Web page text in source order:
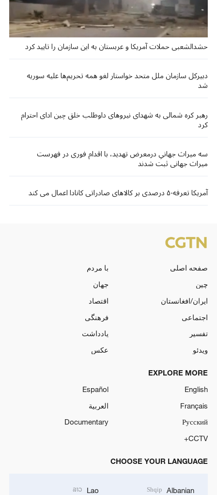
حشدالشعبی حملات آمریکا و عربستان به این سازمان را تایید کرد
دبیرکل سازمان ملل متحد خواستار لغو همه تحریم‌ها علیه سوریه
شد
رهبر کره شمالی به شهدای نیروهای داوطلب خلق چین ادای احترام
کرد
سه میراث جهانیِ درمعرض تهدید، با اقدام فوری در فهرست
میراث جهانی ثبت شدند
آمریکا تعرفه۵۰ درصدی بر کالاهای صادراتی کانادا اعمال می کند
صفحه اصلی
با مردم
چین
جهان
ایران/افغانستان
اقتصاد
اجتماعی
فرهنگی
تفسیر
یادداشت
ویدئو
عکس
EXPLORE MORE
English
Español
Français
العربية
Русский
Documentary
CCTV+
CHOOSE YOUR LANGUAGE
Albanian
Shqip
Lao
ລາວ